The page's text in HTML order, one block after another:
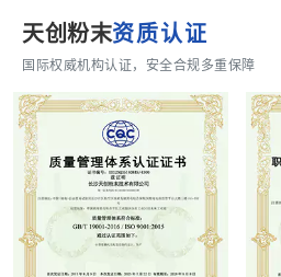
天创粉末资质认证
国际权威机构认证，安全合规多重保障